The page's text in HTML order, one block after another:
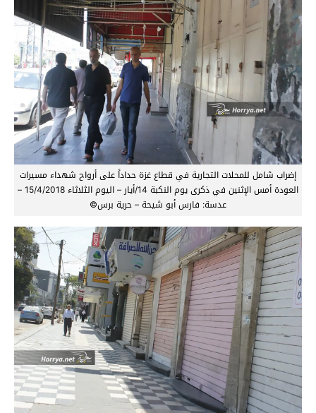
إضراب شامل للمحلات التجارية في قطاع غزة حداداً على أرواح شهداء مسيرات
العودة أمس الإثنين في ذكرى يوم النكبة 14/أيار – اليوم الثلاثاء 15/4/2018 –
عدسة: فارس أبو شيحة – حرية برس©